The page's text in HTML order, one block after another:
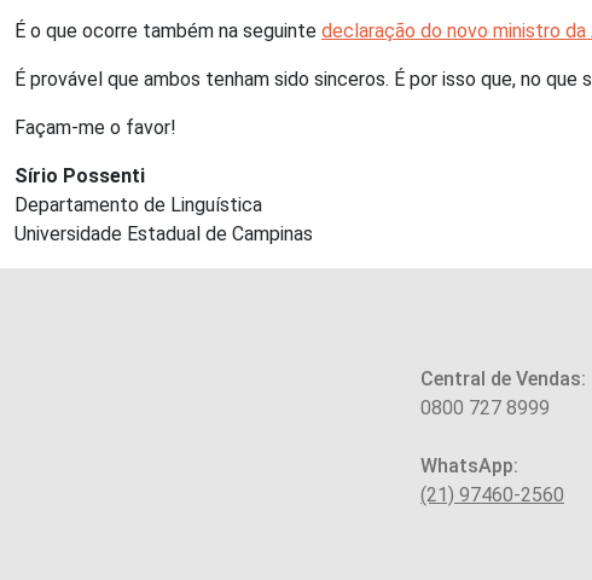
É o que ocorre também na seguinte declaração do novo ministro
É provável que ambos tenham sido sinceros. É por isso que, no
Façam-me o favor!
Sírio Possenti
Departamento de Linguística
Universidade Estadual de Campinas
Central de Vendas:
0800 727 8999
WhatsApp:
(21) 97460-2560